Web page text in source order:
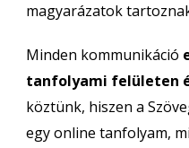
magyarázatok
Minden kommunikáció
tanfolyami felületen
köztünk, hiszen a
egy online tanfolyam,